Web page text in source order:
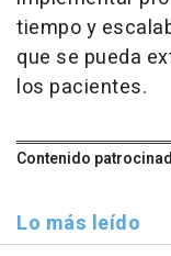
tiempo y
que se pueda
los pacientes.
Contenido
Lo más leído